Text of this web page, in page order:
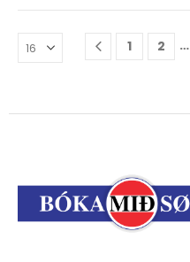
1 2 …